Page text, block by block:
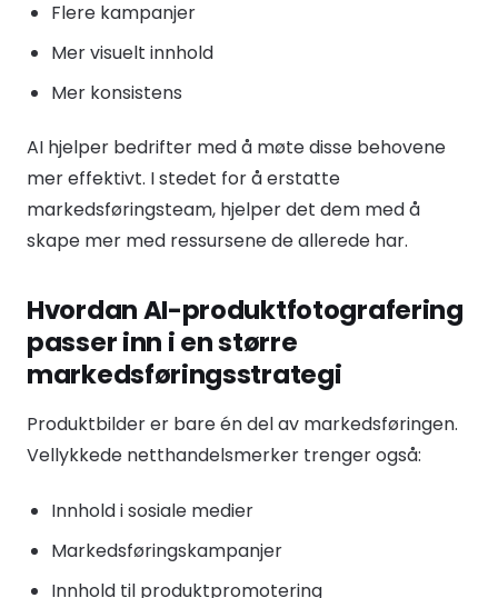
Flere kampanjer
Mer visuelt innhold
Mer konsistens
AI hjelper bedrifter med å møte disse behovene
mer effektivt. I stedet for å erstatte
markedsføringsteam, hjelper det dem med å
skape mer med ressursene de allerede har.
Hvordan AI-produktfotografering
passer inn i en større
markedsføringsstrategi
Produktbilder er bare én del av markedsføringen.
Vellykkede netthandelsmerker trenger også:
Innhold i sosiale medier
Markedsføringskampanjer
Innhold til produktpromotering